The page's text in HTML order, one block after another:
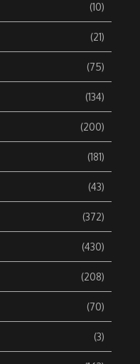
(10)
(21)
(75)
(134)
(200)
(181)
(43)
(372)
(430)
(208)
(70)
(3)